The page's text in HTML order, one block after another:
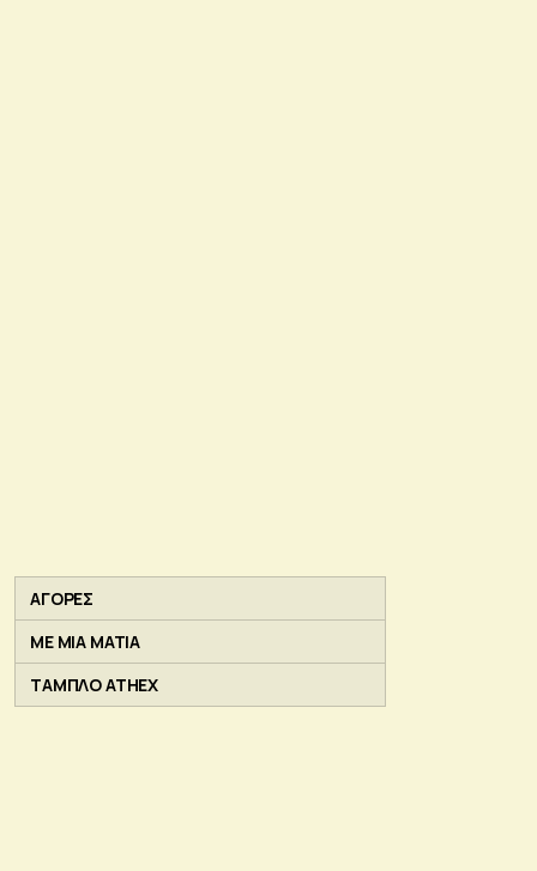
ΑΓΟΡΕΣ
ΜΕ ΜΙΑ ΜΑΤΙΑ
ΤΑΜΠΛΟ ATHEX